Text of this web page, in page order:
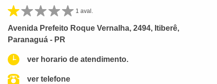
1 aval.
Avenida Prefeito Roque Vernalha, 2494, Itiberê,
Paranaguá - PR
ver horario de atendimento.
ver telefone